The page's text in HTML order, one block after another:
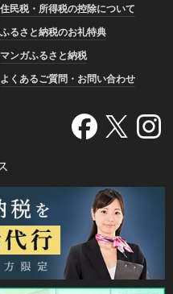
住民税・所得税の控除について
ふるさと納税のお礼特典
マンガふるさと納税
よくあるご質問・お問い合わせ